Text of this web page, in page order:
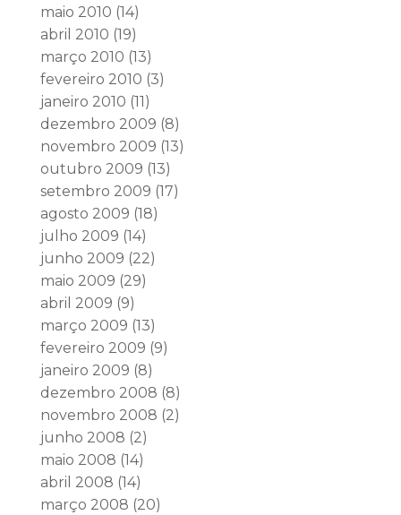
maio 2010 (14)
abril 2010 (19)
março 2010 (13)
fevereiro 2010 (3)
janeiro 2010 (11)
dezembro 2009 (8)
novembro 2009 (13)
outubro 2009 (13)
setembro 2009 (17)
agosto 2009 (18)
julho 2009 (14)
junho 2009 (22)
maio 2009 (29)
abril 2009 (9)
março 2009 (13)
fevereiro 2009 (9)
janeiro 2009 (8)
dezembro 2008 (8)
novembro 2008 (2)
junho 2008 (2)
maio 2008 (14)
abril 2008 (14)
março 2008 (20)